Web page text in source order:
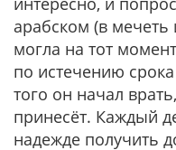
арабском (в
могла на тот
по истечению
того он начал
принесёт. Каждый
надежде получить